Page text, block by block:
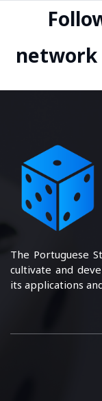
network
The Portuguese
cultivate and
its applications